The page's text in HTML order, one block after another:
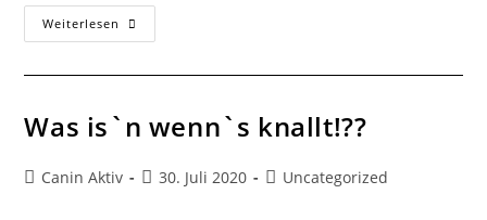
Weiterlesen
Was is`n wenn`s knallt!??
Canin Aktiv 30. Juli 2020 Uncategorized